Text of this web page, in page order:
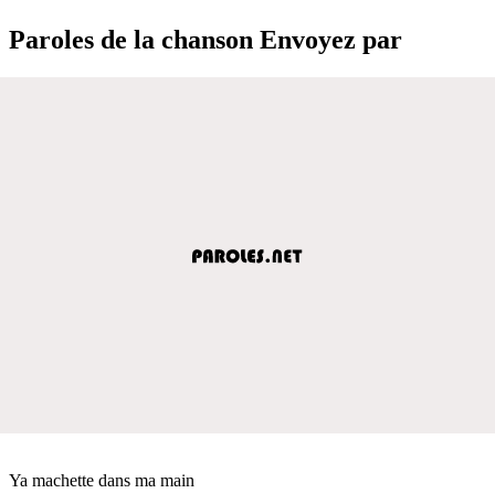
Paroles de la chanson Envoyez par
Ya machette dans ma main